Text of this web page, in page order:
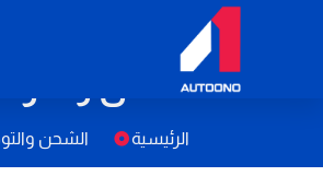
الشحن
الرئيسية الشحن